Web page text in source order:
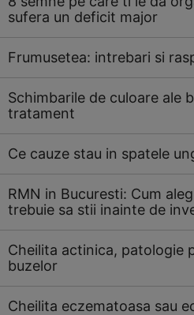
sufera un deficit major
Frumusetea: intrebari si
Schimbarile de culoare ale
tratament
Ce cauze stau in spatele
RMN in Bucuresti: Cum
trebuie sa stii inainte de
Cheilita actinica, patologie
buzelor
Cheilita eczematoasa sau